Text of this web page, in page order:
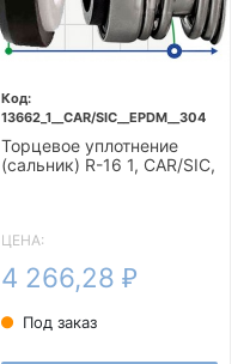
13662_1__CAR/SIC__EPDM__304
Торцевое уплотнение
(сальник) R-16 1, CAR/SIC,
ЦЕНА:
4 266,28 ₽
Под заказ